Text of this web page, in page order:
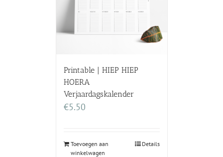
Printable | HIEP HIEP
HOERA
Verjaardagskalender
€5.50
Toevoegen aan
winkelwagen
Details